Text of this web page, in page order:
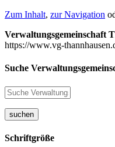
Zum Inhalt, zur Navigation
Verwaltungsgemeinschaft
https://www.vg-
Suche
suchen
Schriftgröße